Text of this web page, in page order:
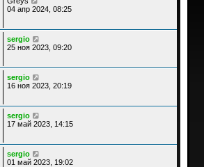
04 апр 2024, 08:25
sergio
25 ноя 2023, 09:20
sergio
16 ноя 2023, 20:19
sergio
17 май 2023, 14:15
sergio
01 май 2023, 19:02